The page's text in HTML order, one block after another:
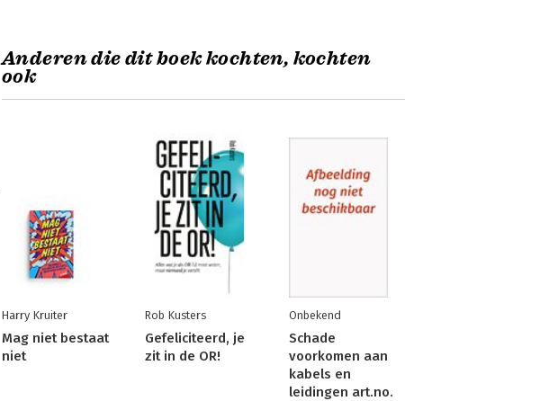
Anderen die dit boek kochten, kochten
ook
Harry Kruiter
Mag niet bestaat
niet
Rob Kusters
Gefeliciteerd, je
zit in de OR!
Onbekend
Schade
voorkomen aan
kabels en
leidingen art.no.